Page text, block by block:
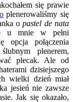
się prawie
plenerowaliśmy się
opastel de nata
u mnie w pełni
opcja połączenia
plenerem,
plecak. Ale od
dzisiejszego
wielki dzień miał
jesień nie zawsze
Jak się okazało,